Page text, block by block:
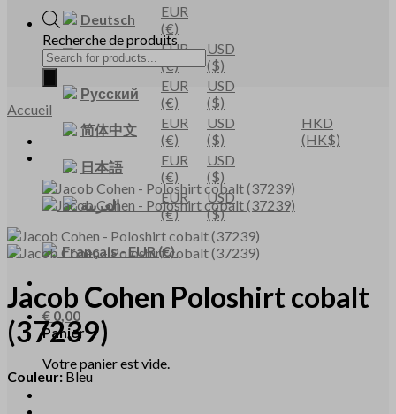
Deutsch
EUR
(€)
Français
EUR
(€)
USD
($)
Русский
EUR
(€)
USD
($)
简体中文
EUR
(€)
USD
($)
HKD
(HK$)
日本語
EUR
(€)
USD
($)
العربية
EUR
(€)
USD
($)
Français-EUR(€)
€ 0,00
Panier
Votre panier est vide.
Recherche de produits
Accueil
Jacob Cohen Poloshirt cobalt
(37239)
Couleur: Bleu